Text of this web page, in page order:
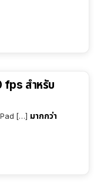
fps สำหรับ
iPad […] มากกว่า